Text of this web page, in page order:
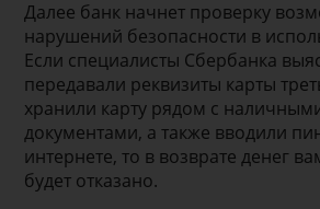
Далее банк начнет проверку
нарушений безопасности в
Если специалисты Сбербанка
передавали реквизиты карты
хранили карту рядом с
документами, а также вводили
интернете, то в возврате денег
будет отказано.